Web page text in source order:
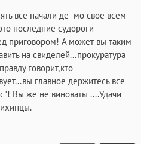
всё начали де- мо своё всем
последние судороги
приговором! А может вы таким
на свиделей...прокуратура
говорит,кто
главное держитесь все
Вы же не виноваты ....Удачи